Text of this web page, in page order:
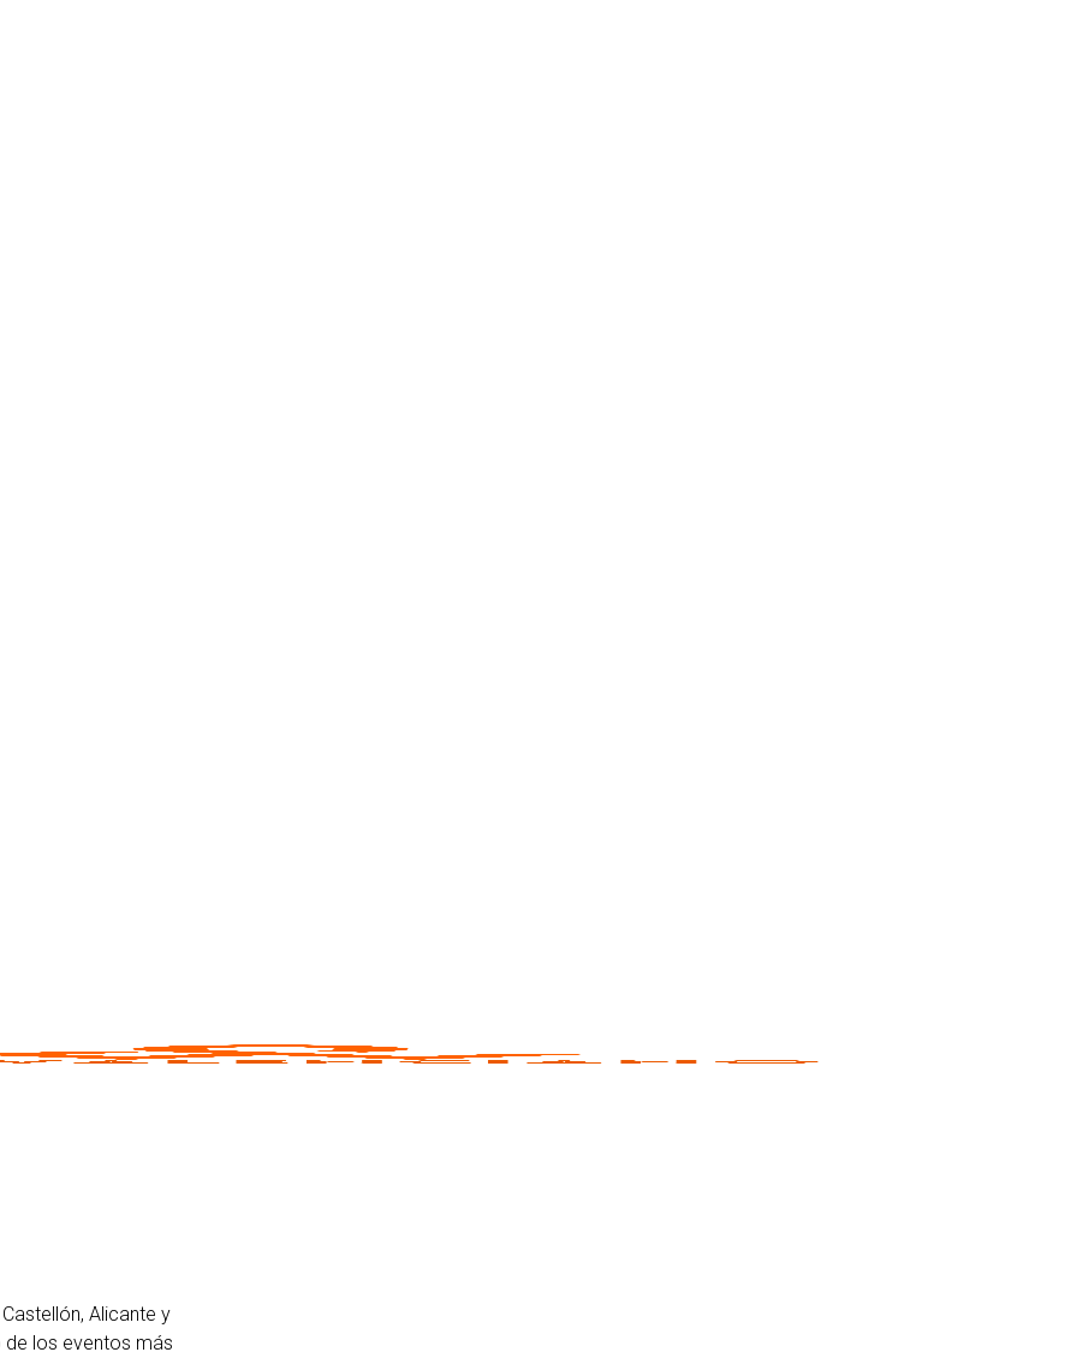
Alicante y
de los eventos más